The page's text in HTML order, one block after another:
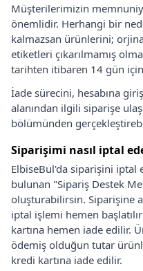
Müşterilerimizin
önemlidir. Herhangi bir
kalmazsan ürünlerini;
etiketleri çıkarılmamış
tarihten itibaren 14 gün
İade sürecini, hesabına
alanından ilgili siparişe
bölümünden
Siparişimi nasıl iptal
ElbiseBul'da siparişini iptal
bulunan "Sipariş Destek
oluşturabilirsin. Siparişine
iptal işlemi hemen
kartına hemen iade edilir.
ödemiş olduğun tutar
kredi kartına iade edilir.